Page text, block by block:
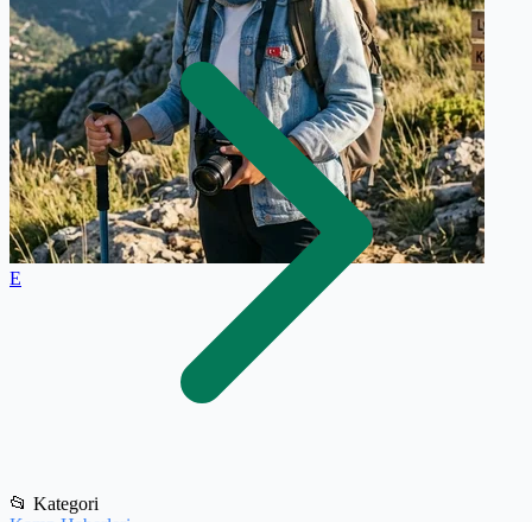
E
📂 Kategori